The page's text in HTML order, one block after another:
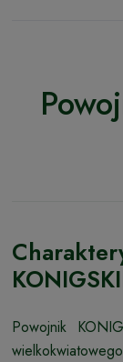
Powojnik